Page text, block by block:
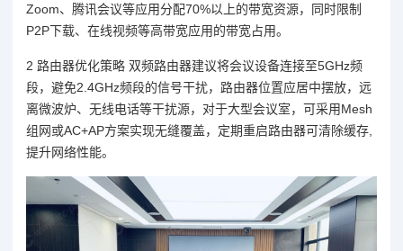
Zoom、腾讯会议等应用分配70%以上的带宽资源，同时限制
P2P下载、在线视频等高带宽应用的带宽占用。
2 路由器优化策略 双频路由器建议将会议设备连接至5GHz频
段，避免2.4GHz频段的信号干扰，路由器位置应居中摆放，远
离微波炉、无线电话等干扰源，对于大型会议室，可采用Mesh
组网或AC+AP方案实现无缝覆盖，定期重启路由器可清除缓存,
提升网络性能。